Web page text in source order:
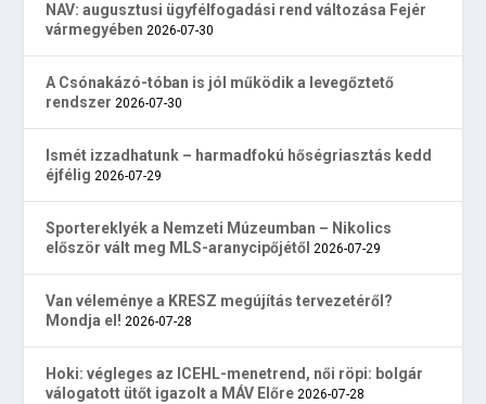
NAV: augusztusi ügyfélfogadási rend változása Fejér
vármegyében 2026-07-30
A Csónakázó-tóban is jól működik a levegőztető
rendszer 2026-07-30
Ismét izzadhatunk – harmadfokú hőségriasztás kedd
éjfélig 2026-07-29
Sportereklyék a Nemzeti Múzeumban – Nikolics
először vált meg MLS-aranycipőjétől 2026-07-29
Van véleménye a KRESZ megújítás tervezetéről?
Mondja el! 2026-07-28
Hoki: végleges az ICEHL-menetrend, női röpi: bolgár
válogatott ütőt igazolt a MÁV Előre 2026-07-28